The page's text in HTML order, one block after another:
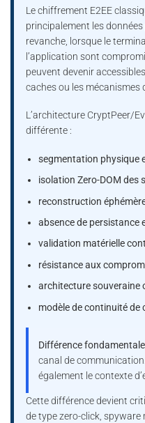
Le chiffrement E2EE
principalement les
revanche, lorsque le
l’application sont
peuvent devenir
caches ou les mécanismes
L’architecture CryptPeer/
différente :
segmentation physique
isolation Zero-DOM des
reconstruction
absence de persistance
validation matérielle
résistance aux
architecture souveraine
modèle de continuité de
Différence
canal de
également le contexte
Cette différence devient
de type zero-click,